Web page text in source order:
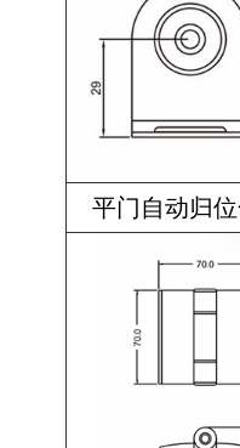
平门自动归